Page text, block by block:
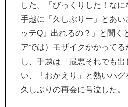
した。「びっくりした！なに
手越に「久しぶりー」とあい
ッテQ』出れるの？」と聞く
アでは）モザイクかかって
し、手越は「最悪それでも
い、「おかえり」と熱いハ
久しぶりの再会に号泣した。